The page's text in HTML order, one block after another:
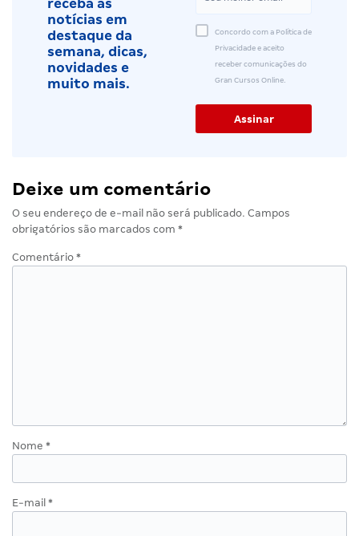
receba as
notícias em
destaque da
semana, dicas,
novidades e
muito mais.
Concordo com a Política de
Privacidade e aceito
receber comunicações do
Gran Cursos Online.
Deixe um comentário
O seu endereço de e-mail não será publicado. Campos
obrigatórios são marcados com *
Comentário *
Nome *
E-mail *